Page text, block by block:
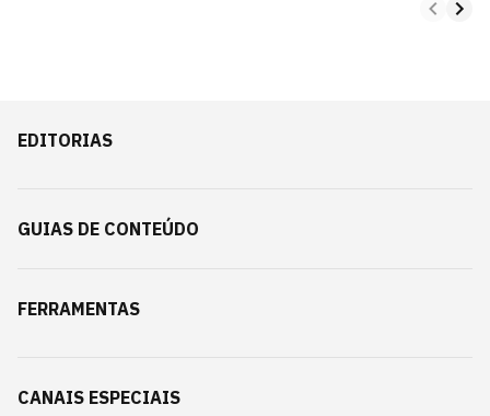
EDITORIAS
GUIAS DE CONTEÚDO
FERRAMENTAS
CANAIS ESPECIAIS